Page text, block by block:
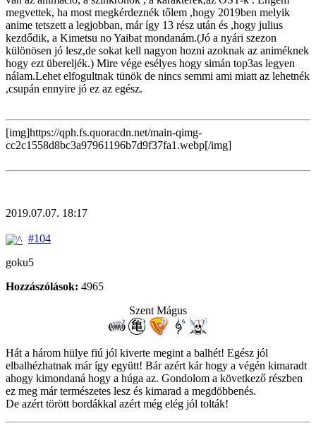
megvettek, ha most megkérdeznék tőlem ,hogy 2019ben melyik
anime tetszett a legjobban, már így 13 rész után és ,hogy julius
kezdődik, a Kimetsu no Yaibat mondanám.(Jó a nyári szezon
különösen jó lesz,de sokat kell nagyon hozni azoknak az animéknek
hogy ezt übereljék.) Mire vége esélyes hogy simán top3as legyen
nálam.Lehet elfogultnak tünök de nincs semmi ami miatt az lehetnék
,csupán ennyire jó ez az egész.
[img]https://qph.fs.quoracdn.net/main-qimg-
cc2c1558d8bc3a97961196b7d9f37fa1.webp[/img]
2019.07.07. 18:17
#104
goku5
Hozzászólások: 4965
Szent Mágus
Hát a három hülye fiú jól kiverte megint a balhét! Egész jól
elbalhézhatnak már így együtt! Bár azért kár hogy a végén kimaradt
ahogy kimondaná hogy a húga az. Gondolom a következő részben
ez meg már természetes lesz és kimarad a megdöbbenés.
De azért törött bordákkal azért még elég jól tolták!